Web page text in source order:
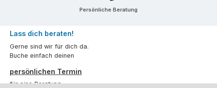
Persönliche Beratung
Lass dich beraten!
Gerne sind wir für dich da.
Buche einfach deinen
persönlichen Termin
für eine Beratung.